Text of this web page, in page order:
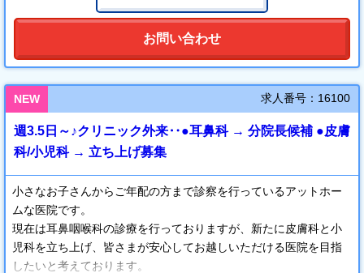
※インセンティブ制度は、相談の上で入職2年目以降から適用にな
お問い合わせ
NEW 求人番号：16100
週3.5日～♪クリニック外来‥●耳鼻科 → 分院長候補 ●皮膚
科/小児科 → 立ち上げ募集
小さなお子さんからご年配の方まで診察を行っているアットホー
ムな医院です。
現在は耳鼻咽喉科の診療を行っておりますが、新たに皮膚科と小
児科を立ち上げ、皆さまが安心してお越しいただける医院を目指
したいと考えております。